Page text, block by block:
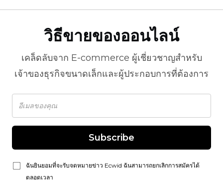
วิธีขายของออนไลน์
เคล็ดลับจาก E-commerce ผู้เชี่ยวชาญสำหรับ
เจ้าของธุรกิจขนาดเล็กและผู้ประกอบการที่ต้องการ
Subscribe
ฉันยินยอมที่จะรับจดหมายข่าว Ecwid ฉันสามารถยกเลิกการสมัครได้
ตลอดเวลา